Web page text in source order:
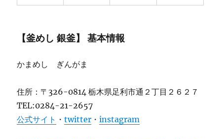
【釜めし 銀釜】 基本情報
かまめし ぎんがま
住所：〒326-0814 栃木県足利市通２丁目２６２７
TEL:0284-21-2657
公式サイト ・twitter ・instagram